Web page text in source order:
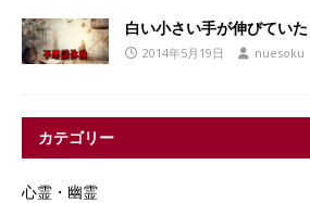
白い小さい手が伸びていた
2014年5月19日 nuesoku
カテゴリー
心霊・幽霊